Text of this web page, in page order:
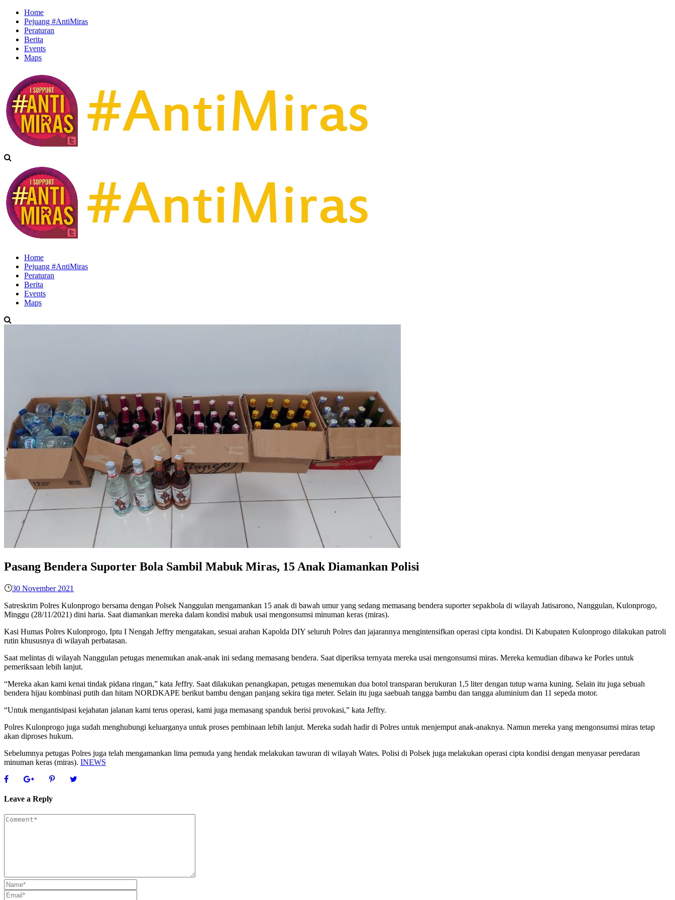
Home
Pejuang #AntiMiras
Peraturan
Berita
Events
Maps
Home
Pejuang #AntiMiras
Peraturan
Berita
Events
Maps
Pasang Bendera Suporter Bola Sambil Mabuk Miras, 15 Anak Diamankan Polisi
30 November 2021
Satreskrim Polres Kulonprogo bersama dengan Polsek Nanggulan mengamankan 15 anak di bawah umur yang sedang memasang bendera suporter sepakbola di wilayah Jatisarono, Nanggulan, Kulonprogo,
Minggu (28/11/2021) dini haria. Saat diamankan mereka dalam kondisi mabuk usai mengonsumsi minuman keras (miras).
Kasi Humas Polres Kulonprogo, Iptu I Nengah Jeffry mengatakan, sesuai arahan Kapolda DIY seluruh Polres dan jajarannya mengintensifkan operasi cipta kondisi. Di Kabupaten Kulonprogo dilakukan patroli
rutin khususnya di wilayah perbatasan.
Saat melintas di wilayah Nanggulan petugas menemukan anak-anak ini sedang memasang bendera. Saat diperiksa ternyata mereka usai mengonsumsi miras. Mereka kemudian dibawa ke Porles untuk
pemeriksaan lebih lanjut.
“Mereka akan kami kenai tindak pidana ringan,” kata Jeffry. Saat dilakukan penangkapan, petugas menemukan dua botol transparan berukuran 1,5 liter dengan tutup warna kuning. Selain itu juga sebuah
bendera hijau kombinasi putih dan hitam NORDKAPE berikut bambu dengan panjang sekira tiga meter. Selain itu juga saebuah tangga bambu dan tangga aluminium dan 11 sepeda motor.
“Untuk mengantisipasi kejahatan jalanan kami terus operasi, kami juga memasang spanduk berisi provokasi,” kata Jeffry.
Polres Kulonprogo juga sudah menghubungi keluarganya untuk proses pembinaan lebih lanjut. Mereka sudah hadir di Polres untuk menjemput anak-anaknya. Namun mereka yang mengonsumsi miras tetap
akan diproses hukum.
Sebelumnya petugas Polres juga telah mengamankan lima pemuda yang hendak melakukan tawuran di wilayah Wates. Polisi di Polsek juga melakukan operasi cipta kondisi dengan menyasar peredaran
minuman keras (miras). INEWS
Leave a Reply